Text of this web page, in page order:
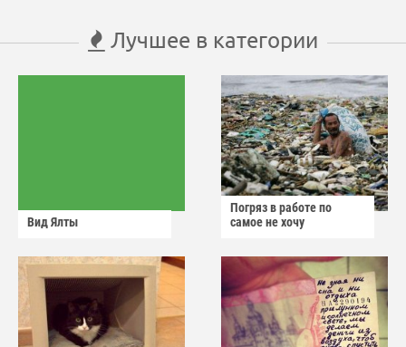
Лучшее в категории
Вид Ялты
Погряз в работе по
самое не хочу